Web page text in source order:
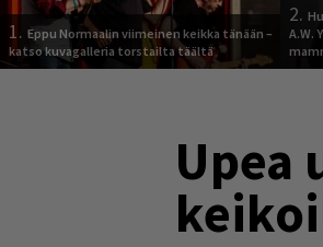
1. Eppu Normaalin viimeinen keikka tänään –
katso kuvagalleria torstailta täältä
2.
A.W.
Upea